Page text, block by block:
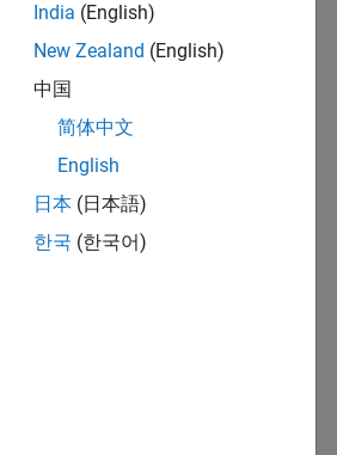
India (English)
New Zealand (English)
中国
简体中文
English
日本 (日本語)
한국 (한국어)